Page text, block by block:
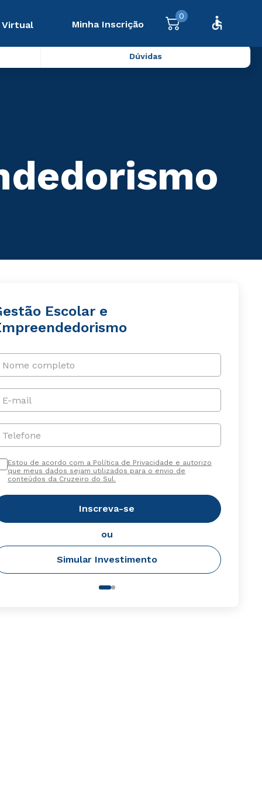
Virtual Minha Inscrição
0
Dúvidas
Escolar e
Nome completo
E-mail
Telefone
Estou de acordo com a Política de Privacidade e autorizo
que meus dados sejam utilizados para o envio de
conteúdos da Cruzeiro do Sul.
Inscreva-se
ou
Simular Investimento